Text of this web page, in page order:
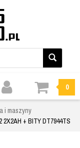
0
i maszyny
2X2AH + BITY DT7944TS